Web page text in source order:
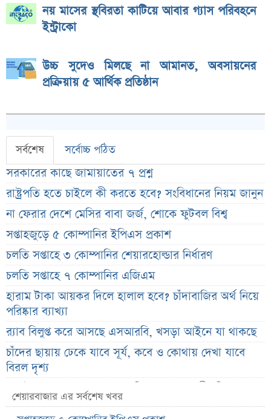
নয় মাসের স্থবিরতা কাটিয়ে আবার গ্যাস পরিবহনে
ইন্ট্রাকো
উচ্চ সুদেও মিলছে না আমানত, অবসায়নের
প্রক্রিয়ায় ৫ আর্থিক প্রতিষ্ঠান
সর্বশেষ সর্বোচ্চ পঠিত
সরকারের কাছে জামায়াতের ৭ প্রশ্ন
রাষ্ট্রপতি হতে চাইলে কী করতে হবে? সংবিধানের নিয়ম জানুন
না ফেরার দেশে মেসির বাবা জর্জ, শোকে ফুটবল বিশ্ব
সপ্তাহজুড়ে ৫ কোম্পানির ইপিএস প্রকাশ
চলতি সপ্তাহে ৩ কোম্পানির শেয়ারহোল্ডার নির্ধারণ
চলতি সপ্তাহে ৭ কোম্পানির এজিএম
হারাম টাকা আয়কর দিলে হালাল হবে? চাঁদাবাজির অর্থ নিয়ে
পরিষ্কার ব্যাখ্যা
র‌্যাব বিলুপ্ত করে আসছে এসআরবি, খসড়া আইনে যা থাকছে
চাঁদের ছায়ায় ঢেকে যাবে সূর্য, কবে ও কোথায় দেখা যাবে
বিরল দৃশ্য
জুলাই জাদুঘরের অব্যবস্থাপনা নিয়ে ক্ষুব্ধ ফারুকী, দিলেন বড়
পরামর্শ
শেয়ারবাজার এর সর্বশেষ খবর